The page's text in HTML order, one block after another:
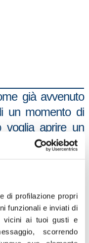
di profilazione propri
funzionali e inviati di
vicini ai tuoi gusti e
scorrendo
già avvenuto
un momento di
voglia aprire un
presenza in
per la
Peraltro
“together
già col governo